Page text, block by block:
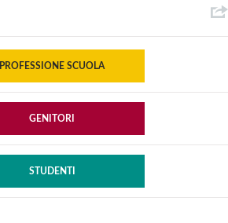
PROFESSIONE SCUOLA
GENITORI
STUDENTI